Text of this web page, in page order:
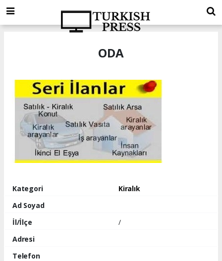
ODA
Kategori
Kiralık
Ad Soyad
İl/İlçe
/
Adresi
Telefon